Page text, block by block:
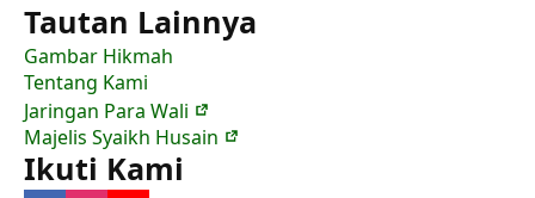
Tautan Lainnya
Gambar Hikmah
Tentang Kami
Jaringan Para Wali
Majelis Syaikh Husain
Ikuti Kami